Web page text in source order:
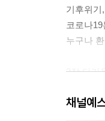
기후위기
코로나
누구나
2장 다가
우리는
아직 위
채널예